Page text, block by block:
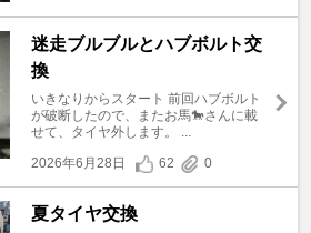
迷走ブルブルとハブボルト交
換
いきなりからスタート 前回ハブボルト
が破断したので、またお馬🐎さんに載
せて、タイヤ外します。 ...
2026年6月28日
62 0
夏タイヤ交換